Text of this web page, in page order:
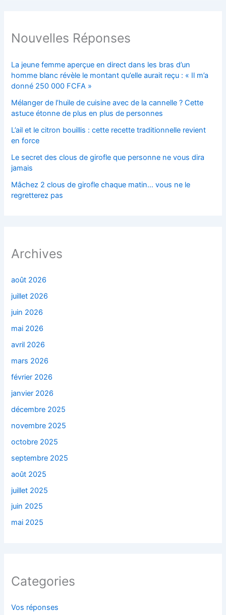
Nouvelles Réponses
La jeune femme aperçue en direct dans les bras d’un
homme blanc révèle le montant qu’elle aurait reçu : « Il m’a
donné 250 000 FCFA »
Mélanger de l’huile de cuisine avec de la cannelle ? Cette
astuce étonne de plus en plus de personnes
L’ail et le citron bouillis : cette recette traditionnelle revient
en force
Le secret des clous de girofle que personne ne vous dira
jamais
Mâchez 2 clous de girofle chaque matin… vous ne le
regretterez pas
Archives
août 2026
juillet 2026
juin 2026
mai 2026
avril 2026
mars 2026
février 2026
janvier 2026
décembre 2025
novembre 2025
octobre 2025
septembre 2025
août 2025
juillet 2025
juin 2025
mai 2025
Categories
Vos réponses